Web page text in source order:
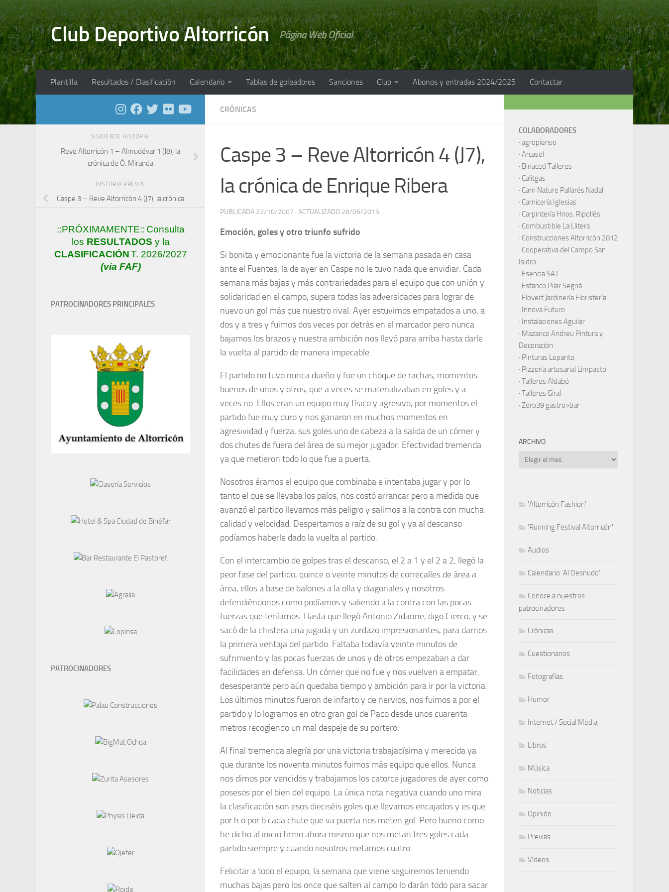
Saltar al contenido
Club Deportivo Altorricón Página Web Oficial
Plantilla Resultados / Clasificación Calendario Tablas de goleadores Sanciones Club Abonos y entradas 2024/2025 Contactar
CRÓNICAS
Caspe 3 – Reve Altorricón 4 (J7),
la crónica de Enrique Ribera
PUBLICADA 22/10/2007 · ACTUALIZADO 28/06/2015
Emoción, goles y otro triunfo sufrido
Si bonita y emocionante fue la victoria de la semana pasada en casa
ante el Fuentes, la de ayer en Caspe no le tuvo nada que envidiar. Cada
semana más bajas y más contrariedades para el equipo que con unión y
solidaridad en el campo, supera todas las adversidades para lograr de
nuevo un gol más que nuestro rival. Ayer estuvimos empatados a uno, a
dos y a tres y fuimos dos veces por detrás en el marcador pero nunca
bajamos los brazos y nuestra ambición nos llevó para arriba hasta darle
la vuelta al partido de manera impecable.
El partido no tuvo nunca dueño y fue un choque de rachas, momentos
buenos de unos y otros, que a veces se materializaban en goles y a
veces no. Ellos eran un equipo muy físico y agresivo, por momentos el
partido fue muy duro y nos ganaron en muchos momentos en
agresividad y fuerza, sus goles uno de cabeza a la salida de un córner y
dos chutes de fuera del área de su mejor jugador. Efectividad tremenda
ya que metieron todo lo que fue a puerta.
Nosotros éramos el equipo que combinaba e intentaba jugar y por lo
tanto el que se llevaba los palos, nos costó arrancar pero a medida que
avanzó el partido llevamos más peligro y salimos a la contra con mucha
calidad y velocidad. Despertamos a raíz de su gol y ya al descanso
podíamos haberle dado la vuelta al partido.
Con el intercambio de golpes tras el descanso, el 2 a 1 y el 2 a 2, llegó la
peor fase del partido, quince o veinte minutos de correcalles de área a
área, ellos a base de balones a la olla y diagonales y nosotros
defendiéndonos como podíamos y saliendo a la contra con las pocas
fuerzas que teníamos. Hasta que llegó Antonio Zidanne, digo Cierco, y se
sacó de la chistera una jugada y un zurdazo impresionantes, para darnos
la primera ventaja del partido. Faltaba todavía veinte minutos de
sufrimiento y las pocas fuerzas de unos y de otros empezaban a dar
facilidades en defensa. Un córner que no fue y nos vuelven a empatar,
desesperante pero aún quedaba tiempo y ambición para ir por la victoria.
Los últimos minutos fueron de infarto y de nervios, nos fuimos a por el
partido y lo logramos en otro gran gol de Paco desde unos cuarenta
metros recogiendo un mal despeje de su portero.
Al final tremenda alegría por una victoria trabajadísima y merecida ya
que durante los noventa minutos fuimos más equipo que ellos. Nunca
nos dimos por vencidos y trabajamos los catorce jugadores de ayer como
posesos por el bien del equipo. La única nota negativa cuando uno mira
la clasificación son esos dieciséis goles que llevamos encajados y es que
por h o por b cada chute que va puerta nos meten gol. Pero bueno como
he dicho al inicio firmo ahora mismo que nos metan tres goles cada
partido siempre y cuando nosotros metamos cuatro.
Felicitar a todo el equipo, la semana que viene seguiremos teniendo
muchas bajas pero los once que salten al campo lo darán todo para sacar
SIGUIENTE HISTORIA
Reve Altorricón 1 – Almudévar 1 (J8), la
crónica de Ó. Miranda
HISTORIA PREVIA
Caspe 3 – Reve Altorricón 4 (J7), la crónica
::PRÓXIMAMENTE:: Consulta
los RESULTADOS y la
CLASIFICACIÓNT. 2026/2027
(vía FAF)
PATROCINADORES PRINCIPALES
PATROCINADORES
COLABORADORES
· agropienso
· Arcasol
· Binaced Talleres
· Calitgas
· Carn Nature Pallarés Nadal
· Carnicería Iglesias
· Carpintería Hnos. Ripollés
· Combustible La Llitera
· Construcciones Altorricón 2012
· Cooperativa del Campo San
Isidro
· Esencia SAT
· Estanco Pilar Segrià
· Flovert Jardinería Floristería
· Innova Futuro
· Instalaciones Aguilar
· Mazarico Andreu Pintura y
Decoración
· Pinturas Lepanto
· Pizzería artesanal Limpasto
· Talleres Aldabó
· Talleres Giral
· Zero39 gastro>bar
ARCHIVO
Archivo
'Altorricón Fashion'
'Running Festival Altorricón'
Audios
Calendario 'Al Desnudo'
Conoce a nuestros
patrocinadores
Crónicas
Cuestionarios
Fotografías
Humor
Internet / Social Media
Libros
Música
Noticias
Opinión
Previas
Vídeos